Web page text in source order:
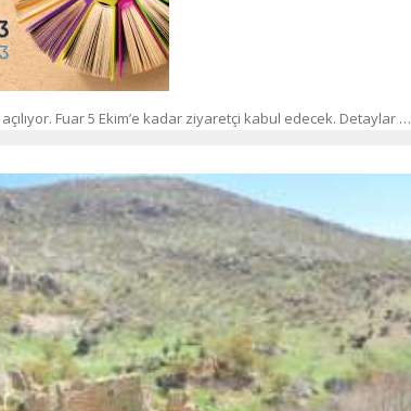
açılıyor. Fuar 5 Ekim’e kadar ziyaretçi kabul edecek. Detaylar …